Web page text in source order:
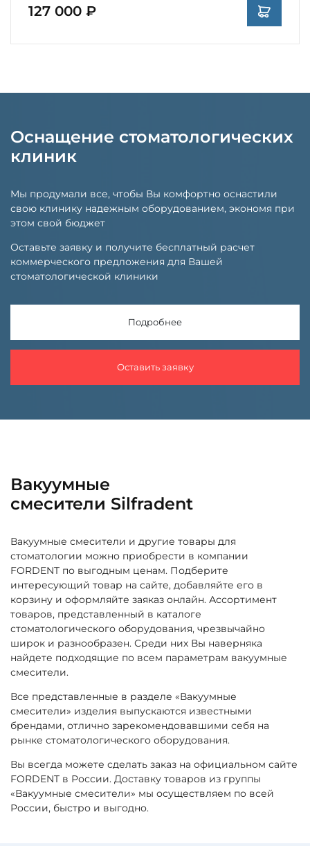
127 000 ₽
Оснащение стоматологических
клиник
Мы продумали все, чтобы Вы комфортно оснастили
свою клинику надежным оборудованием, экономя при
этом свой бюджет
Оставьте заявку и получите бесплатный расчет
коммерческого предложения для Вашей
стоматологической клиники
Подробнее
Оставить заявку
Вакуумные
смесители Silfradent
Вакуумные смесители и другие товары для
стоматологии можно приобрести в компании
FORDENT по выгодным ценам. Подберите
интересующий товар на сайте, добавляйте его в
корзину и оформляйте заяказ онлайн. Ассортимент
товаров, представленный в каталоге
стоматологического оборудования, чрезвычайно
широк и разнообразен. Среди них Вы наверняка
найдете подходящие по всем параметрам вакуумные
смесители.
Все представленные в разделе «Вакуумные
смесители» изделия выпускаются известными
брендами, отлично зарекомендовавшими себя на
рынке стоматологического оборудования.
Вы всегда можете сделать заказ на официальном сайте
FORDENT в России. Доставку товаров из группы
«Вакуумные смесители» мы осуществляем по всей
России, быстро и выгодно.